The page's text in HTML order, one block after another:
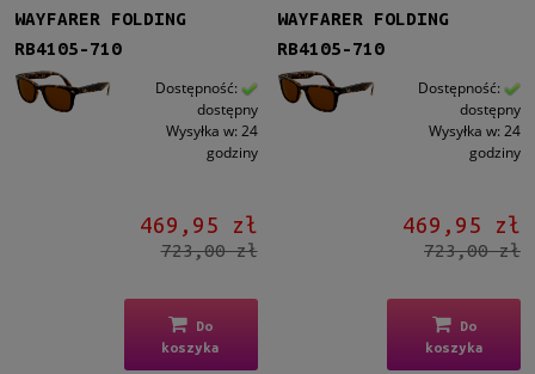
WAYFARER FOLDING
RB4105-710
Dostępność:
dostępny
Wysyłka w: 24
godziny
469,95 zł
723,00 zł
Do
koszyka
WAYFARER FOLDING
RB4105-710
Dostępność:
dostępny
Wysyłka w: 24
godziny
469,95 zł
723,00 zł
Do
koszyka